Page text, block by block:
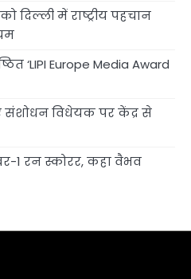
दिल्ली में राष्ट्रीय पहचान
‘LIPI Europe Media Award
संशोधन विधेयक पर केंद्र से
1 रन स्कोरर, कहा वैभव